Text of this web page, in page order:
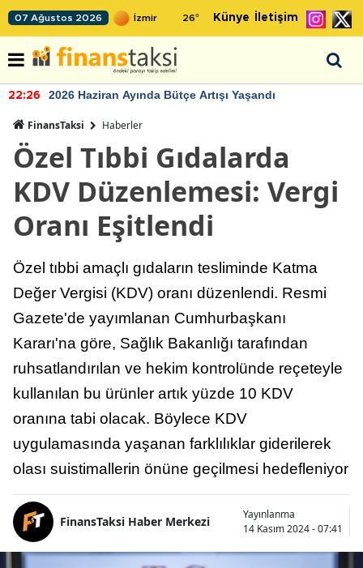
07 Ağustos 2026 26° Künye İletişim
22:26 2026 Haziran Ayında Bütçe Artışı Yaşandı
FinansTaksi Haberler
Özel Tıbbi Gıdalarda
KDV Düzenlemesi: Vergi
Oranı Eşitlendi
Özel tıbbi amaçlı gıdaların tesliminde Katma
Değer Vergisi (KDV) oranı düzenlendi. Resmi
Gazete'de yayımlanan Cumhurbaşkanı
Kararı'na göre, Sağlık Bakanlığı tarafından
ruhsatlandırılan ve hekim kontrolünde reçeteyle
kullanılan bu ürünler artık yüzde 10 KDV
oranına tabi olacak. Böylece KDV
uygulamasında yaşanan farklılıklar giderilerek
olası suistimallerin önüne geçilmesi hedefleniyor
FinansTaksi Haber Merkezi
Yayınlanma
14 Kasım 2024 - 07:41